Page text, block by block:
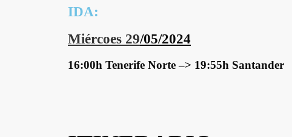
IDA:
Miércoes 29/05/2024
16:00h Tenerife Norte –> 19:55h Santander